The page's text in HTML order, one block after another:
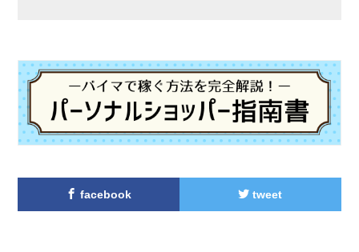
facebook tweet